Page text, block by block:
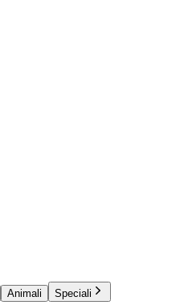
Animali
Speciali